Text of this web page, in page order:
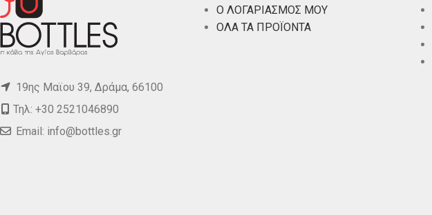
19ης Μαϊου 39, Δράμα, 66100
Τηλ: +30 2521046890
Email: info@bottles.gr
Ο ΛΟΓΑΡΙΑΣΜΟΣ ΜΟΥ
ΟΛΑ ΤΑ ΠΡΟΪΟΝΤΑ